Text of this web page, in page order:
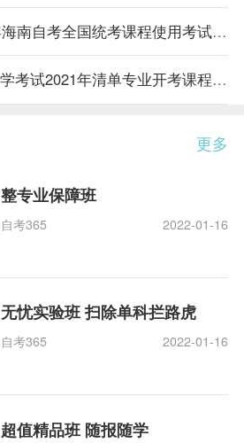
关于发布《2025年海南自考全国统考课程使用考试大纲、教材目录》的公告
海南省高等教育自学考试2021年清单专业开考课程参考教材目录
更多
整专业保障班
自考365 2022-01-16
无忧实验班 扫除单科拦路虎
自考365 2022-01-16
超值精品班 随报随学